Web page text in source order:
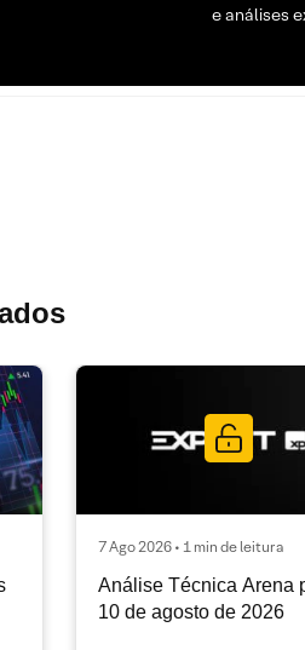
e análises
7 Ago 2026 • 1 min de leitura
Análise Técnica Arena
10 de agosto de 2026